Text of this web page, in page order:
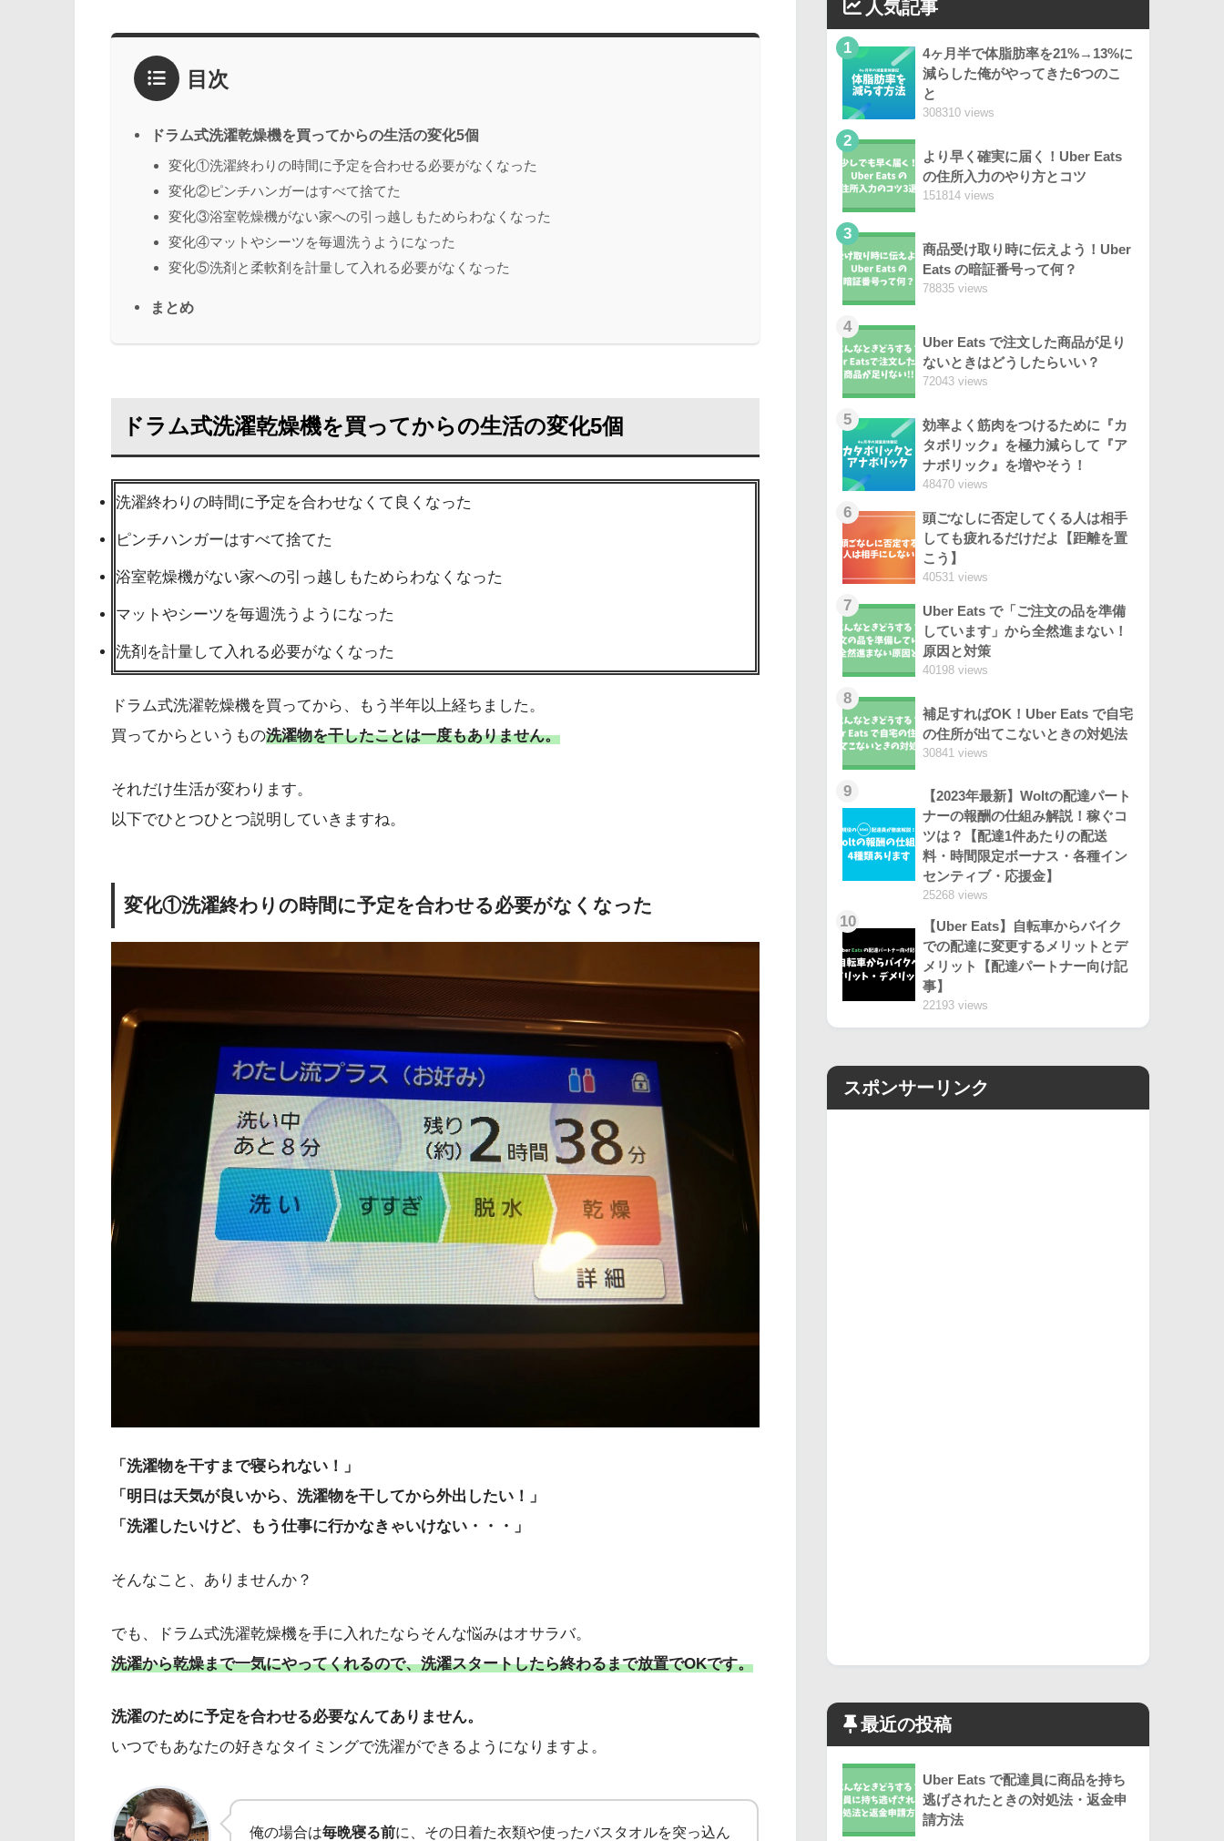
目次
ドラム式洗濯乾燥機を買ってからの生活の変化5個
変化①洗濯終わりの時間に予定を合わせる必要がなくなった
変化②ピンチハンガーはすべて捨てた
変化③浴室乾燥機がない家への引っ越しもためらわなくなった
変化④マットやシーツを毎週洗うようになった
変化⑤洗剤と柔軟剤を計量して入れる必要がなくなった
まとめ
ドラム式洗濯乾燥機を買ってからの生活の変化5個
洗濯終わりの時間に予定を合わせなくて良くなった
ピンチハンガーはすべて捨てた
浴室乾燥機がない家への引っ越しもためらわなくなった
マットやシーツを毎週洗うようになった
洗剤を計量して入れる必要がなくなった
ドラム式洗濯乾燥機を買ってから、もう半年以上経ちました。
買ってからというもの洗濯物を干したことは一度もありません。
それだけ生活が変わります。
以下でひとつひとつ説明していきますね。
変化①洗濯終わりの時間に予定を合わせる必要がなくなった
「洗濯物を干すまで寝られない！」
「明日は天気が良いから、洗濯物を干してから外出したい！」
「洗濯したいけど、もう仕事に行かなきゃいけない・・・」
そんなこと、ありませんか？
でも、ドラム式洗濯乾燥機を手に入れたならそんな悩みはオサラバ。
洗濯から乾燥まで一気にやってくれるので、洗濯スタートしたら終わるまで放置でOKです。
洗濯のために予定を合わせる必要なんてありません。
いつでもあなたの好きなタイミングで洗濯ができるようになりますよ。
俺の場合は毎晩寝る前に、その日着た衣類や使ったバスタオルを突っ込ん
人気記事
1
4ヶ月半で体脂肪率を21%→13%に
減らした俺がやってきた6つのこ
と
308310 views
2
より早く確実に届く！Uber Eats
の住所入力のやり方とコツ
151814 views
3
商品受け取り時に伝えよう！Uber
Eats の暗証番号って何？
78835 views
4
Uber Eats で注文した商品が足り
ないときはどうしたらいい？
72043 views
5
効率よく筋肉をつけるために『カ
タボリック』を極力減らして『ア
ナボリック』を増やそう！
48470 views
6
頭ごなしに否定してくる人は相手
しても疲れるだけだよ【距離を置
こう】
40531 views
7
Uber Eats で「ご注文の品を準備
しています」から全然進まない！
原因と対策
40198 views
8
補足すればOK！Uber Eats で自宅
の住所が出てこないときの対処法
30841 views
9
【2023年最新】Woltの配達パート
ナーの報酬の仕組み解説！稼ぐコ
ツは？【配達1件あたりの配送
料・時間限定ボーナス・各種イン
センティブ・応援金】
25268 views
10
【Uber Eats】自転車からバイク
での配達に変更するメリットとデ
メリット【配達パートナー向け記
事】
22193 views
スポンサーリンク
最近の投稿
Uber Eats で配達員に商品を持ち
逃げされたときの対処法・返金申
請方法